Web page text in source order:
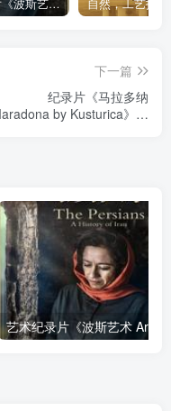
艺术纪录片《波斯艺术 Art of Persia》下载
下一篇
纪录片《马拉多纳
by Kusturica》下